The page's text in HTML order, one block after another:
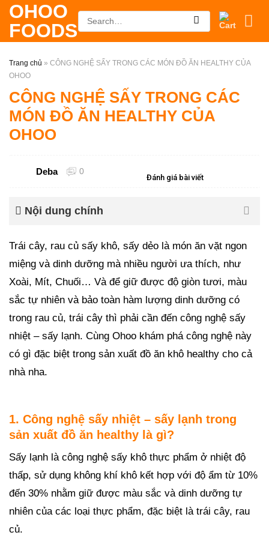
Skip
content
OHOO
FOODS
Search
for:
Trang chủ » CÔNG NGHỆ SẤY TRONG CÁC MÓN ĐỒ ĂN HEALTHY CỦA
OHOO
CÔNG NGHỆ SẤY TRONG CÁC
MÓN ĐỒ ĂN HEALTHY CỦA
OHOO
Deba 0
Đánh giá bài viết
Nội dung chính
Trái cây, rau củ sấy khô, sấy dẻo là món ăn vặt ngon
miệng và dinh dưỡng mà nhiều người ưa thích, như
Xoài, Mít, Chuối… Và để giữ được độ giòn tươi, màu
sắc tự nhiên và bảo toàn hàm lượng dinh dưỡng có
trong rau củ, trái cây thì phải cần đến công nghệ sấy
nhiệt – sấy lạnh. Cùng Ohoo khám phá công nghệ này
có gì đặc biệt trong sản xuất đồ ăn khô healthy cho cả
nhà nha.
1. Công nghệ sấy nhiệt – sấy lạnh trong
sản xuất đồ ăn healthy là gì?
Sấy lạnh là công nghệ sấy khô thực phẩm ở nhiệt độ
thấp, sử dụng không khí khô kết hợp với độ ẩm từ 10%
đến 30% nhằm giữ được màu sắc và dinh dưỡng tự
nhiên của các loại thực phẩm, đặc biệt là trái cây, rau
củ.